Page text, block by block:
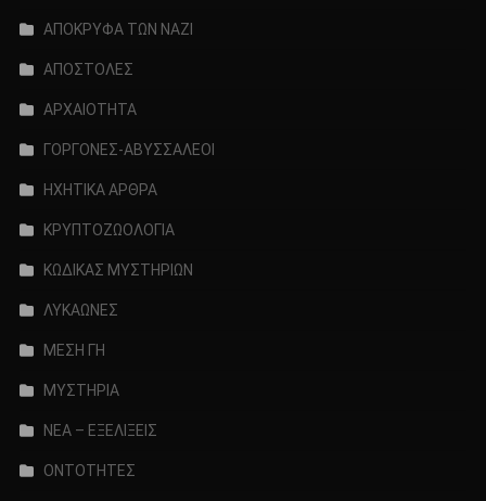
ΑΠΟΚΡΥΦΑ ΤΩΝ ΝΑΖΙ
ΑΠΟΣΤΟΛΕΣ
ΑΡΧΑΙΟΤΗΤΑ
ΓΟΡΓΟΝΕΣ-ΑΒΥΣΣΑΛΕΟΙ
ΗΧΗΤΙΚΑ ΑΡΘΡΑ
ΚΡΥΠΤΟΖΩΟΛΟΓΙΑ
ΚΩΔΙΚΑΣ ΜΥΣΤΗΡΙΩΝ
ΛΥΚΑΩΝΕΣ
ΜΕΣΗ ΓΗ
ΜΥΣΤΗΡΙΑ
ΝΕΑ – ΕΞΕΛΙΞΕΙΣ
ΟΝΤΟΤΗΤΕΣ